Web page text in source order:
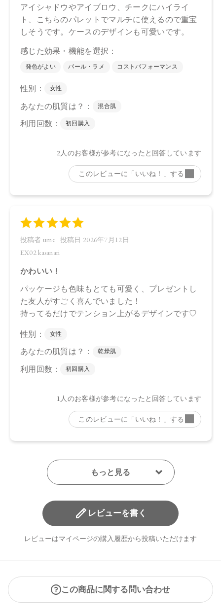
種子油、カニナバラ果実油、トコフェロール、イソステアリ
ン酸水添ヒマシ油、カルナウバロウ、水酸化Al、マイカ、酸
化チタン、酸化鉄、ホウケイ酸（Ca/Al）、グンジョウ、赤
（右上）ラウリン酸ヘキシル、トリカプリル酸/カプリン酸）
グリセリル、炭酸ジカプリリル、シリカ、パルミチン酸デキ
菌発酵液、アルガニアスピノサ核油、オプンチアフィクスイ
ンジカ種子油、グリチルリチン酸2K、セラミドNP、ホホバ種
子油、カニナバラ果実油、水酸化Al、マイカ、酸化チタン、
ホウケイ酸（Ca/Al）、酸化鉄
【店舗発売日】
CosmeKitchen 2026/6/26
Biop 2026/6/26
※店舗での取り扱いや詳しい在庫状況につきましては、各店
舗にお問い合わせください。
※発売日は予告なく変更する可能性がございます。予めご了
承ください。
※通常はご注文より１～３営業日での発送となります。
商品によっては、お届けまで１～２週間かかる場合がござい
合がございます。
載と異なる場合がございます。
●予告なくパッケージ仕様が変更になる場合がございます。
レビューを書く
レビューはマイページの購入履歴から投稿いただけます
この商品に関する問い合わせ